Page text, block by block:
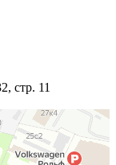
стр. 11